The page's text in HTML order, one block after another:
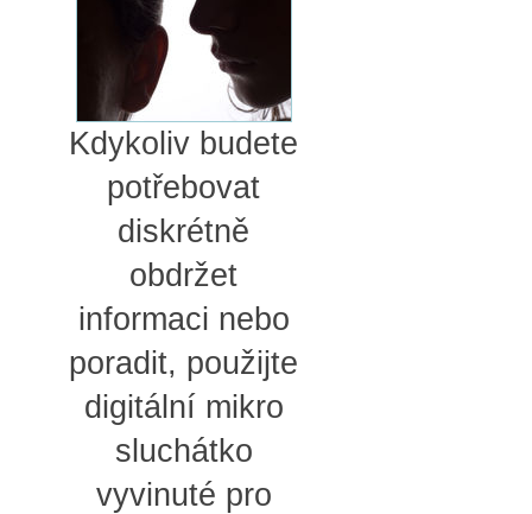
Kdykoliv budete
potřebovat
diskrétně
obdržet
informaci nebo
poradit, použijte
digitální mikro
sluchátko
vyvinuté pro